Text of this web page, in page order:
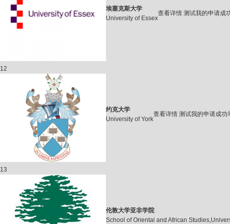
埃塞克斯大学
University of Essex
查看详情 测试我的申请成
12
约克大学
University of York
查看详情 测试我的申请成功
13
伦敦大学亚非学院
School of Oriental and African